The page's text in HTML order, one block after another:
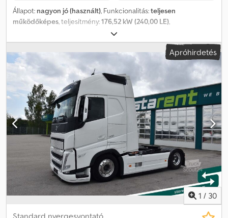
Állapot: nagyon jó (használt), Funkcionalitás:teljesen
működőképes, teljesítmény:176,52 kW (240,00 LE),
sárga, saját tömeg:
tengelyelrendezés:6x6, Gyártási év:2007, üzemórák:13 000 h,
Volvo G946 6×6 útgyalu / Leica 3D rendszer / csoroszlya /
buldózer 2007-es év 13000 MTH Műszaki adatok Dodszrfxyspfx Am
Aeck Súlya 20430 kg Teljesítmény 240 LE Méretek Hossza 900 cm
szélessége 300 cm Magasság 323 cm Leica 3D rendszer
csoroszlya Bulldózer Műszaki és vizuális állapota nagyon jó
Apróhirdetés
1 / 30